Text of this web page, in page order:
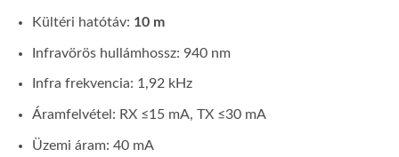
Kültéri hatótáv: 10 m
Infravörös hullámhossz: 940 nm
Infra frekvencia: 1,92 kHz
Áramfelvétel: RX ≤15 mA, TX ≤30 mA
Üzemi áram: 40 mA